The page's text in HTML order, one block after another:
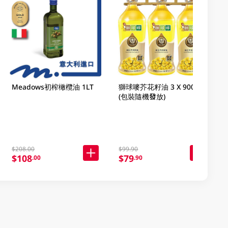
Meadows初榨橄欖油 1LT
$208.00
$108.00
獅球嘜芥花籽油 3 X 900ML
(包裝隨機發放)
$99.90
$79.90